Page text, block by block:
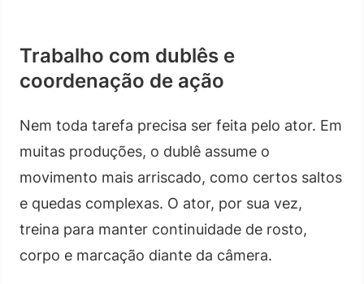
Trabalho com dublês e
coordenação de ação
Nem toda tarefa precisa ser feita pelo ator. Em
muitas produções, o dublê assume o
movimento mais arriscado, como certos saltos
e quedas complexas. O ator, por sua vez,
treina para manter continuidade de rosto,
corpo e marcação diante da câmera.